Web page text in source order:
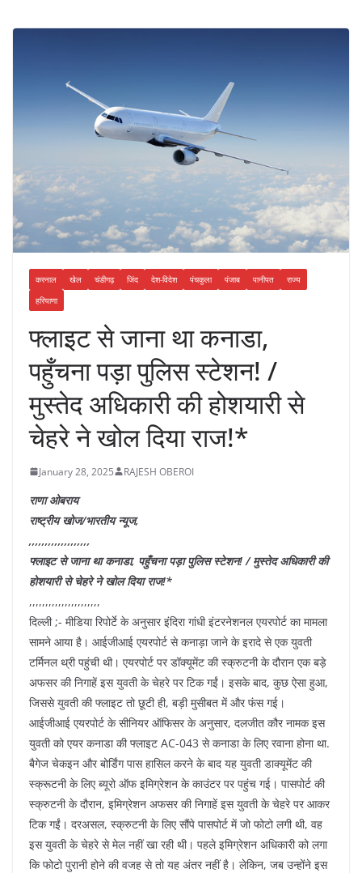
करनाल खेल चंडीगढ़ जिंद देश-विदेश पंचकुला पंजाब पानीपत
राज्य
हरियाणा
फ्लाइट से जाना था कनाडा,
पहुँचना पड़ा पुलिस स्टेशन! /
मुस्तेद अधिकारी की होशयारी से
चेहरे ने खोल दिया राज!*
January 28, 2025 RAJESH OBEROI
राणा ओबराय
राष्ट्रीय खोज/भारतीय न्यूज,
,,,,,,,,,,,,,,,,,,,
फ्लाइट से जाना था कनाडा, पहुँचना पड़ा पुलिस स्टेशन! / मुस्तेद अधिकारी की
होशयारी से चेहरे ने खोल दिया राज!*
,,,,,,,,,,,,,,,,,,,,,,
दिल्‍ली ;- मीडिया रिपोर्टे के अनुसार इंदिरा गांधी इंटरनेशनल एयरपोर्ट का मामला
सामने आया है। आईजीआई एयरपोर्ट से कनाड़ा जाने के इरादे से एक युवती
टर्मिनल थ्री पहुंची थी। एयरपोर्ट पर डॉक्‍यूमेंट की स्‍क्रुटनी के दौरान एक बड़े
अफसर की निगाहें इस युवती के चेहरे पर टिक गईं। इसके बाद, कुछ ऐसा हुआ,‍
जिससे युवती की फ्लाइट तो छूटी ही, बड़ी मुसीबत में और फंस गई।
आईजीआई एयरपोर्ट के सीनियर ऑफिसर के अनुसार, दलजीत कौर नामक इस
युवती को एयर कनाडा की फ्लाइट AC-043 से कनाडा के लिए रवाना होना था.
बैगेज चेकइन और बोर्डिंग पास हासिल करने के बाद यह युवती डाक्‍यूमेंट की
स्‍क्रूटनी के लिए ब्‍यूरो ऑफ इमिग्रेशन के काउंटर पर पहुंच गई। पासपोर्ट की
स्‍क्रुटनी के दौरान, इमिग्रेशन अफसर की निगाहें इस युवती के चेहरे पर आकर
टिक गईं। दरअसल, स्‍क्रुटनी के लिए सौंपे पासपोर्ट में जो फोटो लगी थी, वह
इस युवती के चेहरे से मेल नहीं खा रही थी। पहले इमिग्रेशन अधिकारी को लगा
कि फोटो पुरानी होने की वजह से तो यह अंतर नहीं है। लेकिन, जब उन्‍होंने इस